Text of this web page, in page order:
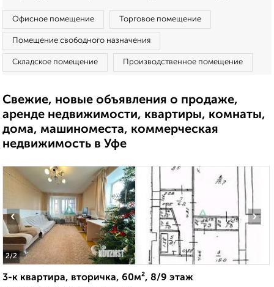
Офисное помещение Торговое помещение
Помещение свободного назначения
Складское помещение Производственное помещение
Свежие, новые объявления о продаже,
аренде недвижимости, квартиры, комнаты,
дома, машиноместа, коммерческая
недвижимость в Уфе
2/2
‹ ›
3-к квартира, вторичка, 60м², 8/9 этаж